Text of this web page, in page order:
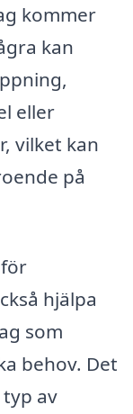
kommer
kan
eller
vilket kan
på
hjälpa
som
behov. Det
av